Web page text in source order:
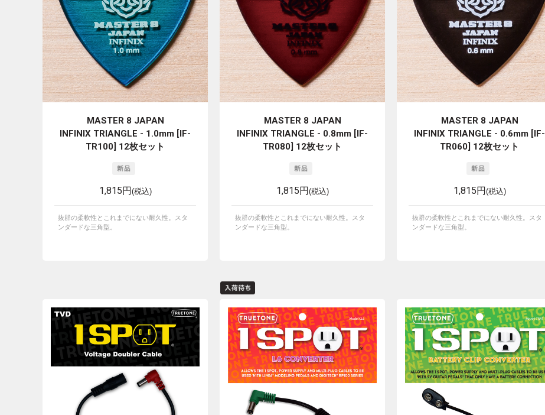
MASTER 8 JAPAN
INFINIX TRIANGLE - 1.0mm [IF-
TR100] 12枚セット
1,815円(税込)
抜群の柔軟性とこれまでにない耐久性。スタ
ンダードな三角型。
MASTER 8 JAPAN
INFINIX TRIANGLE - 0.8mm [IF-
TR080] 12枚セット
1,815円(税込)
抜群の柔軟性とこれまでにない耐久性。スタ
ンダードな三角型。
MASTER 8 JAPAN
INFINIX TRIANGLE - 0.6mm [IF-
TR060] 12枚セット
1,815円(税込)
抜群の柔軟性とこれまでにない耐久性。スタ
ンダードな三角型。